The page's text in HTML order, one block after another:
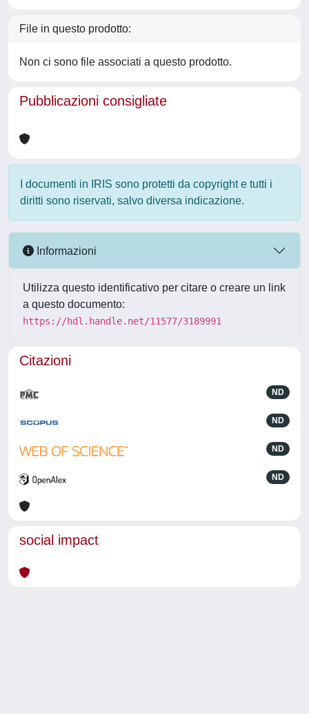
File in questo prodotto:
Non ci sono file associati a questo prodotto.
Pubblicazioni consigliate
I documenti in IRIS sono protetti da copyright e tutti i
diritti sono riservati, salvo diversa indicazione.
Informazioni
Utilizza questo identificativo per citare o creare un link
a questo documento:
https://hdl.handle.net/11577/3189991
Citazioni
ND
ND
ND
ND
social impact